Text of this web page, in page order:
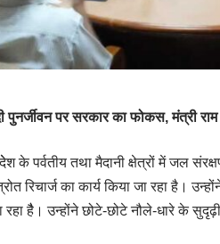
पर सरकार का फोकस, मंत्री
के पर्वतीय तथा मैदानी क्षेत्रों में जल
रिचार्ज का कार्य किया जा रहा है।
जा रहा हैै। उन्होंने छोटे-छोटे नौले-धारे के